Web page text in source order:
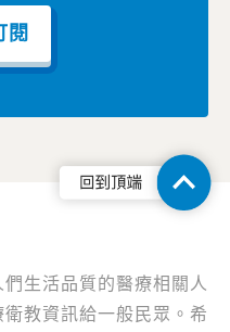
閱
生活品質的醫療相關人
教資訊給一般民眾。希